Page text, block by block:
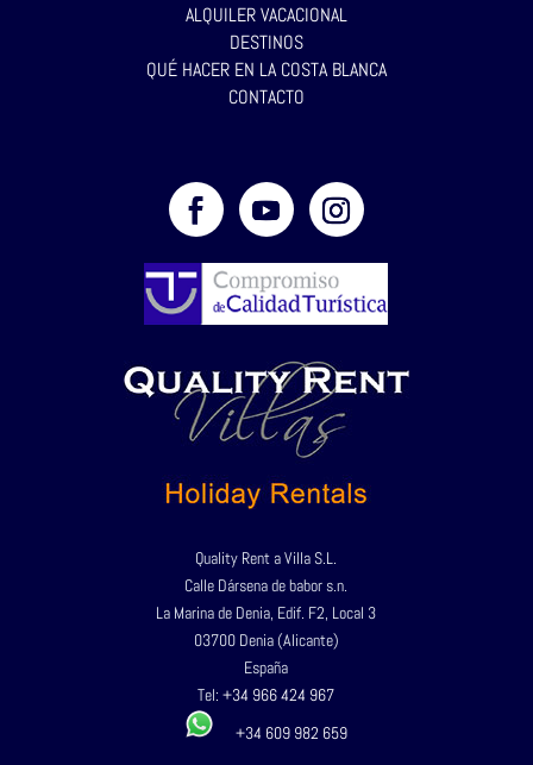
ALQUILER VACACIONAL
DESTINOS
QUÉ HACER EN LA COSTA BLANCA
CONTACTO
Quality Rent a Villa S.L.
Calle Dársena de babor s.n.
La Marina de Denia, Edif. F2, Local 3
03700 Denia (Alicante)
España
Tel: +34 966 424 967
+34 609 982 659